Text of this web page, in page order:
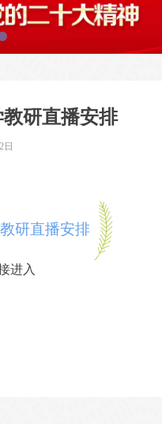
研直播安排
研直播安排
进入
日